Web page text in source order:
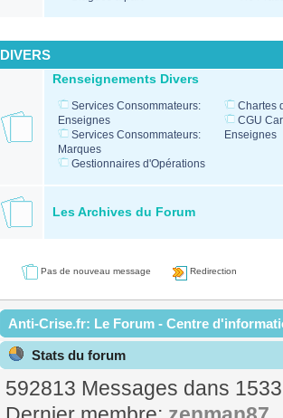
DIVERS
Renseignements Divers
Services Consommateurs:
Enseignes
Services Consommateurs:
Marques
Gestionnaires d'Opérations
Chartes
CGU
Enseignes
Les Archives du Forum
Pas de nouveau message Redirection
Anti-Crise.fr: Le Forum - Centre
Stats du forum
592813 Messages dans